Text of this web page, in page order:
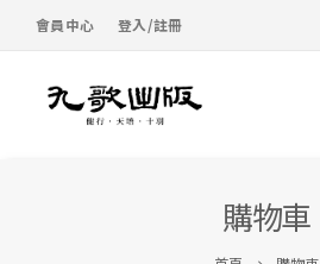
會員中心 登入/註冊
購物車